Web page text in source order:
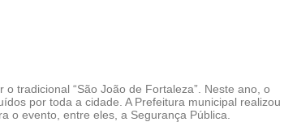
tradicional “São João de Fortaleza”. Neste ano, o
por toda a cidade. A Prefeitura municipal realizou
o evento, entre eles, a Segurança Pública.